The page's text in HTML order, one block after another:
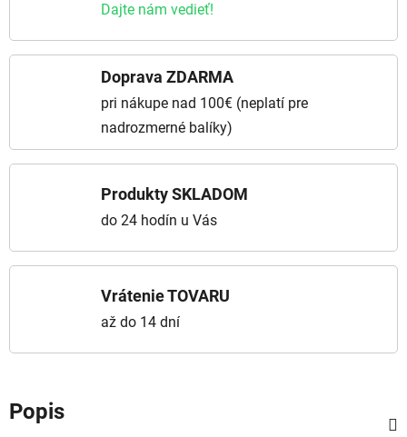
Dajte nám vedieť!
Doprava ZDARMA
pri nákupe nad 100€ (neplatí pre
nadrozmerné balíky)
Produkty SKLADOM
do 24 hodín u Vás
Vrátenie TOVARU
až do 14 dní
Popis